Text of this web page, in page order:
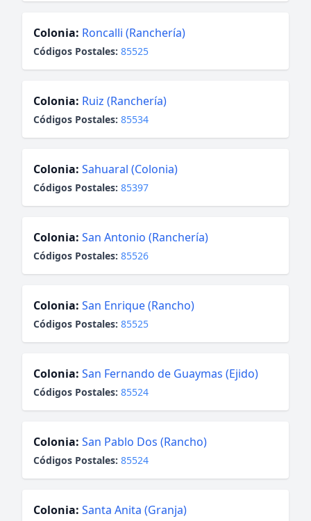
Colonia: Roncalli (Ranchería)
Códigos Postales: 85525
Colonia: Ruiz (Ranchería)
Códigos Postales: 85534
Colonia: Sahuaral (Colonia)
Códigos Postales: 85397
Colonia: San Antonio (Ranchería)
Códigos Postales: 85526
Colonia: San Enrique (Rancho)
Códigos Postales: 85525
Colonia: San Fernando de Guaymas (Ejido)
Códigos Postales: 85524
Colonia: San Pablo Dos (Rancho)
Códigos Postales: 85524
Colonia: Santa Anita (Granja)